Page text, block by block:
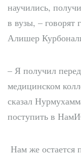
научились,
в вузы, –
Алишер
– Я получил
медицинском
сказал
поступить в
Нам же остается